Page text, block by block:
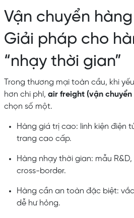
Vận chuyển
Giải pháp cho
“nhạy thời gian”
Trong thương mại toàn cầu, khi
hơn chi phí, air freight (vận chuyển
chọn số một.
Hàng giá trị cao: linh kiện điện
trang cao cấp.
Hàng nhạy thời gian: mẫu
cross-border.
Hàng cần an toàn đặc biệt:
dễ hư hỏng.